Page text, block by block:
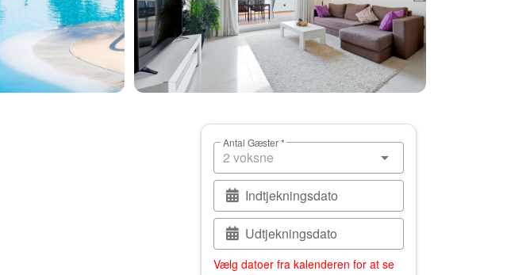
Antal Gæster *
Indtjekningsdato
Udtjekningsdato
Vælg datoer fra kalenderen for at se